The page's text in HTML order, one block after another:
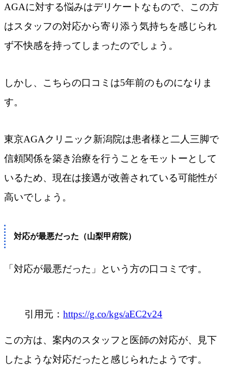
AGAに対する悩みはデリケートなもので、この方
はスタッフの対応から寄り添う気持ちを感じられ
ず不快感を持ってしまったのでしょう。
しかし、こちらの口コミは5年前のものになりま
す。
東京AGAクリニック新潟院は患者様と二人三脚で
信頼関係を築き治療を行うことをモットーとして
いるため、現在は接遇が改善されている可能性が
高いでしょう。
対応が最悪だった（山梨甲府院）
「対応が最悪だった」という方の口コミです。
引用元： https://g.co/kgs/aEC2v24
この方は、案内のスタッフと医師の対応が、見下
したような対応だったと感じられたようです。